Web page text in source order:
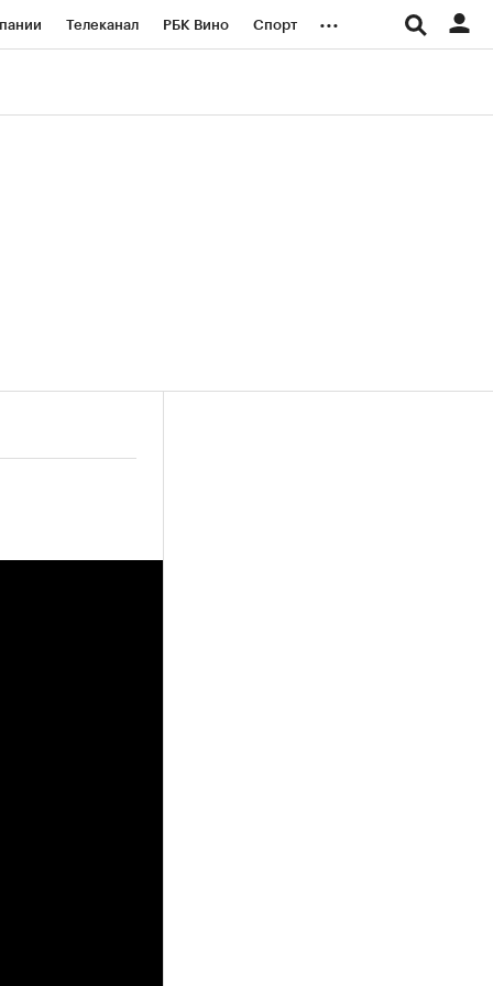
Телеканал РБК Вино Спорт ...